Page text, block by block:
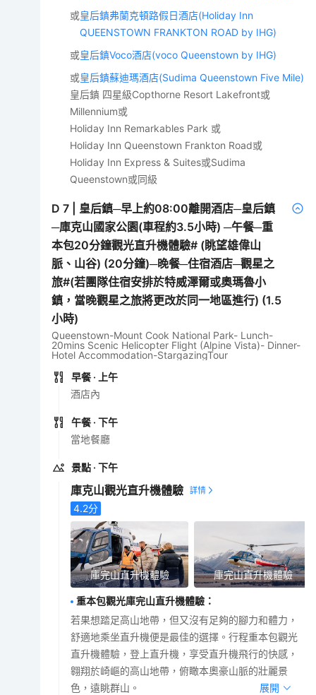
或皇后鎮弗蘭克頓路假日酒店(Holiday Inn
QUEENSTOWN FRANKTON ROAD by IHG)
或皇后鎮Voco酒店(voco Queenstown by IHG)
或皇后鎮蘇迪瑪酒店(Sudima Queenstown Five Mile)
皇后鎮 四星級Copthorne Resort Lakefront或
Millennium或
Holiday Inn Remarkables Park 或
Holiday Inn Queenstown Frankton Road或
Holiday Inn Express & Suites或Sudima
Queenstown或同級
D7
皇后鎮─早上約08:00離開酒店─皇后鎮
─庫克山國家公園(車程約3.5小時) ─午餐─重
本包20分鐘觀光直升機體驗# (眺望雄偉山
脈、山谷) (20分鐘)─晚餐─住宿酒店─觀星之
旅#(若團隊住宿安排於特威澤爾或奧瑪魯小
鎮，當晚觀星之旅將更改於同一地區進行) (1.5
小時)
Queenstown-Mount Cook National Park- Lunch-
20mins Scenic Helicopter Flight (Alpine Vista)- Dinner-
Hotel Accommodation-StargazingTour
早餐 · 上午
酒店內
午餐 · 下午
當地餐廳
景點 · 下午
庫克山觀光直升機體驗
4.2分
庫完山直升機體驗 庫完山直升機體驗
重本包觀光庫完山直升機體驗 ：
若果想踏足高山地帶，但又沒有足夠的腳力和體力，
舒適地乘坐直升機便是最佳的選擇。行程重本包觀光
直升機體驗，登上直升機，享受直升機飛行的快感，
翱翔於崎嶇的高山地帶，俯瞰本奧豪山脈的壯麗景
色，遠眺群山。
展開